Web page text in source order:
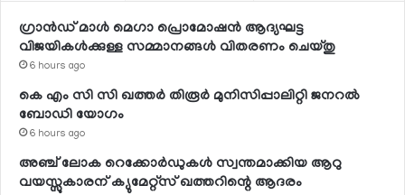
ഗ്രാന്‍ഡ് മാള്‍ മെഗാ പ്രൊമോഷന്‍ ആദ്യഘട്ട
വിജയികള്‍ക്കുള്ള സമ്മാനങ്ങള്‍ വിതരണം ചെയ്തു
6 hours ago
കെ എം സി സി ഖത്തര്‍ തിരൂര്‍ മുനിസിപ്പാലിറ്റി ജനറല്‍
ബോഡി യോഗം
6 hours ago
അഞ്ച് ലോക റെക്കോര്‍ഡുകള്‍ സ്വന്തമാക്കിയ ആറു
വയസ്സുകാരന് ക്യുമേറ്റ്‌സ് ഖത്തറിന്റെ ആദരം